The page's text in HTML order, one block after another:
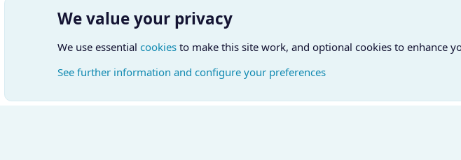
Cookies Hungarian (HU) Kapcsolatfelvétel
We value your privacy
We use essential cookies to make this site work, and optional cookies to enhance
See further information and configure your preferences